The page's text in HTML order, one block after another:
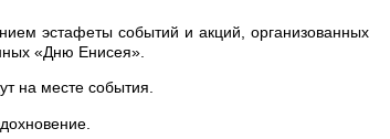
эстафеты событий и акций, организованных
«Дню Енисея».
на месте события.